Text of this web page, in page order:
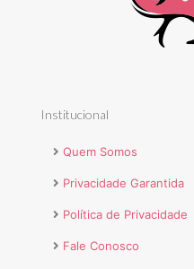
Institucional
Quem Somos
Privacidade Garantida
Política de Privacidade
Fale Conosco